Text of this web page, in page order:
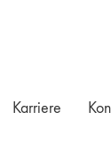
Karriere